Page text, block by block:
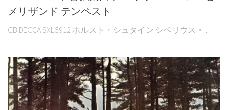
メリザンド テンペスト
GB DECCA SXL6912 ホルスト・シュタイン シベリウス・...